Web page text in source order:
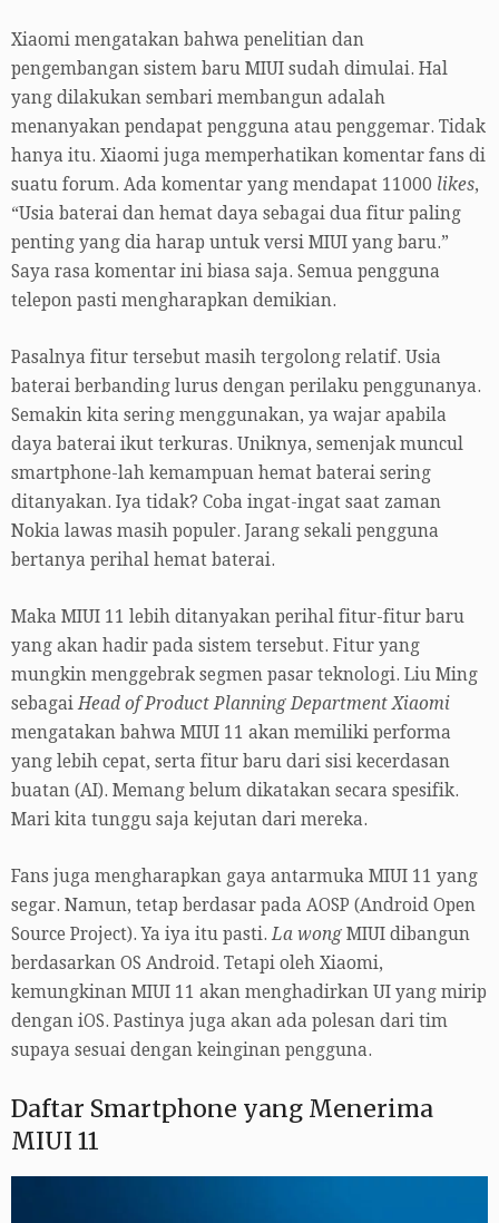
Xiaomi mengatakan bahwa penelitian dan
pengembangan sistem baru MIUI sudah dimulai. Hal
yang dilakukan sembari membangun adalah
menanyakan pendapat pengguna atau penggemar. Tidak
hanya itu. Xiaomi juga memperhatikan komentar fans di
suatu forum. Ada komentar yang mendapat 11000 likes,
“Usia baterai dan hemat daya sebagai dua fitur paling
penting yang dia harap untuk versi MIUI yang baru.”
Saya rasa komentar ini biasa saja. Semua pengguna
telepon pasti mengharapkan demikian.
Pasalnya fitur tersebut masih tergolong relatif. Usia
baterai berbanding lurus dengan perilaku penggunanya.
Semakin kita sering menggunakan, ya wajar apabila
daya baterai ikut terkuras. Uniknya, semenjak muncul
smartphone-lah kemampuan hemat baterai sering
ditanyakan. Iya tidak? Coba ingat-ingat saat zaman
Nokia lawas masih populer. Jarang sekali pengguna
bertanya perihal hemat baterai.
Maka MIUI 11 lebih ditanyakan perihal fitur-fitur baru
yang akan hadir pada sistem tersebut. Fitur yang
mungkin menggebrak segmen pasar teknologi. Liu Ming
sebagaiHead of Product Planning Department Xiaomi
mengatakan bahwa MIUI 11 akan memiliki performa
yang lebih cepat, serta fitur baru dari sisi kecerdasan
buatan (AI). Memang belum dikatakan secara spesifik.
Mari kita tunggu saja kejutan dari mereka.
Fans juga mengharapkan gaya antarmuka MIUI 11 yang
segar. Namun, tetap berdasar pada AOSP (Android Open
Source Project). Ya iya itu pasti.La wong MIUI dibangun
berdasarkan OS Android. Tetapi oleh Xiaomi,
kemungkinan MIUI 11 akan menghadirkan UI yang mirip
dengan iOS. Pastinya juga akan ada polesan dari tim
supaya sesuai dengan keinginan pengguna.
Daftar Smartphone yang Menerima
MIUI 11